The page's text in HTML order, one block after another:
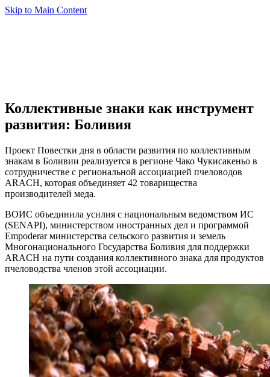
Skip to Main Content
Коллективные знаки как инструмент
развития: Боливия
Проект Повестки дня в области развития по коллективным
знакам в Боливии реализуется в регионе Чако Чукисакеньо в
сотрудничестве с региональной ассоциацией пчеловодов
ARACH, которая объединяет 42 товарищества
производителей меда.
ВОИС объединила усилия с национальным ведомством ИС
(SENAPI), министерством иностранных дел и программой
Empoderar министерства сельского развития и земель
Многонационального Государства Боливия для поддержки
ARACH на пути создания коллективного знака для продуктов
пчеловодства членов этой ассоциации.